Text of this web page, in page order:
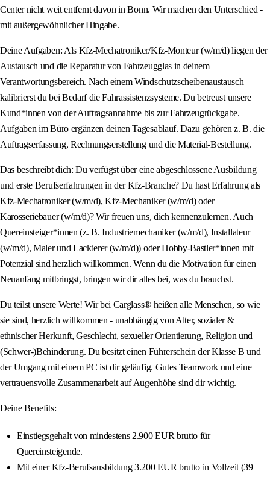
Center nicht weit entfernt davon in Bonn. Wir machen den Unterschied -
mit außergewöhnlicher Hingabe.
Deine Aufgaben: Als Kfz-Mechatroniker/Kfz-Monteur (w/m/d) liegen der
Austausch und die Reparatur von Fahrzeugglas in deinem
Verantwortungsbereich. Nach einem Windschutzscheibenaustausch
kalibrierst du bei Bedarf die Fahrassistenzsysteme. Du betreust unsere
Kund*innen von der Auftragsannahme bis zur Fahrzeugrückgabe.
Aufgaben im Büro ergänzen deinen Tagesablauf. Dazu gehören z. B. die
Auftragserfassung, Rechnungserstellung und die Material-Bestellung.
Das beschreibt dich: Du verfügst über eine abgeschlossene Ausbildung
und erste Berufserfahrungen in der Kfz-Branche? Du hast Erfahrung als
Kfz-Mechatroniker (w/m/d), Kfz-Mechaniker (w/m/d) oder
Karosseriebauer (w/m/d)? Wir freuen uns, dich kennenzulernen. Auch
Quereinsteiger*innen (z. B. Industriemechaniker (w/m/d), Installateur
(w/m/d), Maler und Lackierer (w/m/d)) oder Hobby-Bastler*innen mit
Potenzial sind herzlich willkommen. Wenn du die Motivation für einen
Neuanfang mitbringst, bringen wir dir alles bei, was du brauchst.
Du teilst unsere Werte! Wir bei Carglass® heißen alle Menschen, so wie
sie sind, herzlich willkommen - unabhängig von Alter, sozialer &
ethnischer Herkunft, Geschlecht, sexueller Orientierung, Religion und
(Schwer-)Behinderung. Du besitzt einen Führerschein der Klasse B und
der Umgang mit einem PC ist dir geläufig. Gutes Teamwork und eine
vertrauensvolle Zusammenarbeit auf Augenhöhe sind dir wichtig.
Deine Benefits:
Einstiegsgehalt von mindestens 2.900 EUR brutto für
Quereinsteigende.
Mit einer Kfz-Berufsausbildung 3.200 EUR brutto in Vollzeit (39